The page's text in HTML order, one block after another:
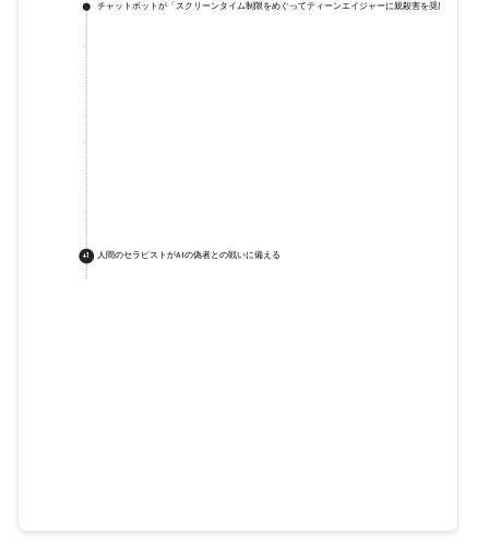
チャットボットが「スクリーンタイム制限をめぐってティーンエイジャーに親殺害を奨励」
+1 人間のセラピストがAIの偽者との戦いに備える